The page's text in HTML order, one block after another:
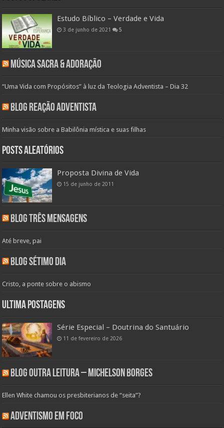
Estudo Bíblico – Verdade e Vida
3 de junho de 2021 5
Música Sacra & Adoração
“Uma Vida com Propósitos” à luz da Teologia Adventista – Dia 32
Blog Reação Adventista
Minha visão sobre a Babilônia mística e suas filhas
Posts aleatórios
Proposta Divina de Vida
15 de junho de 2011
Blog Três Mensagens
Até breve, pai
Blog Sétimo Dia
Cristo, a ponte sobre o abismo
Ultima Postagens
Série Especial – Doutrina do Santuário
11 de fevereiro de 2026
Blog Outra Leitura – Michelson Borges
Ellen White chamou os presbiterianos de “seita”?
Adventismo em Foco